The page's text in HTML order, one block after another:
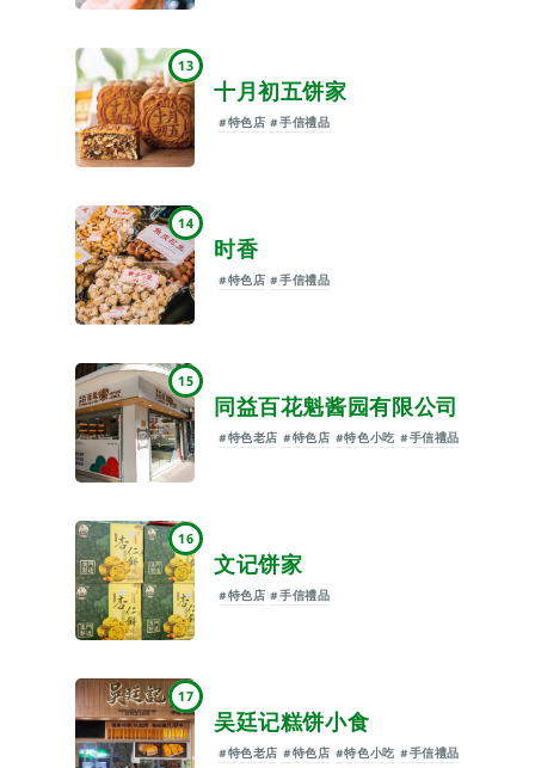
13
十月初五饼家
#特色店 #手信禮品
14
时香
#特色店 #手信禮品
15
同益百花魁酱园有限公司
#特色老店 #特色店 #特色小吃 #手信禮品
16
文记饼家
#特色店 #手信禮品
17
吴廷记糕饼小食
#特色老店 #特色店 #特色小吃 #手信禮品